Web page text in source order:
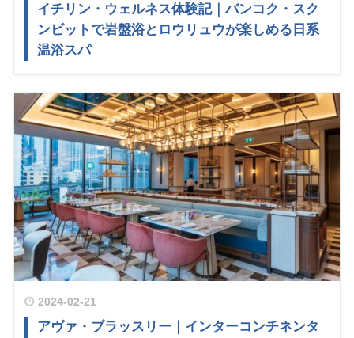
イチリン・ウェルネス体験記｜バンコク・スク
ンビットで岩盤浴とロウリュウが楽しめる日系
温浴スパ
2024-02-21
アヴァ・ブラッスリー｜インターコンチネンタ